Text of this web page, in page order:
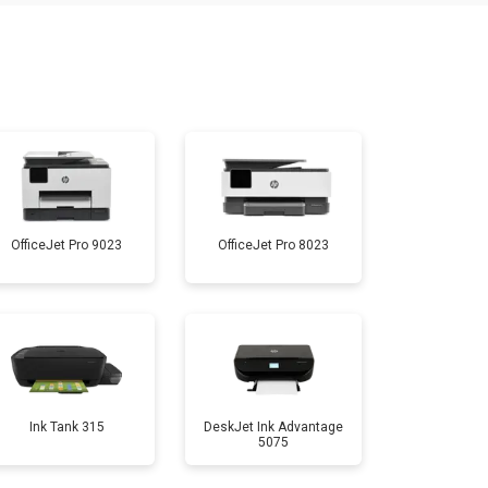
3500 ₽ Заказать
2700 ₽ Заказать
2500 ₽ Заказать
OfficeJet Pro 9023 OfficeJet Pro 8023
Ink Tank 315
DeskJet Ink Advantage
5075